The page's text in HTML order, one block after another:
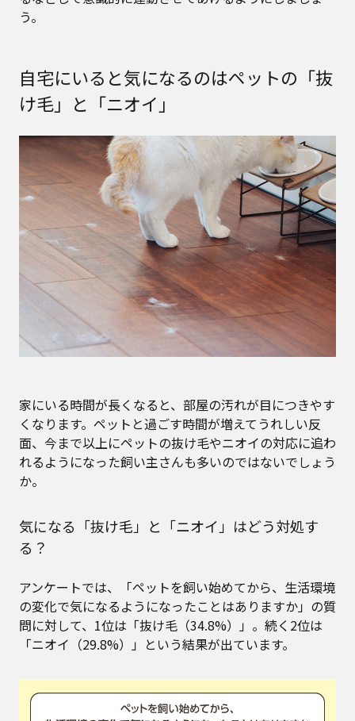
う。
自宅にいると気になるのはペットの「抜
け毛」と「ニオイ」
家にいる時間が長くなると、部屋の汚れが目につきやす
くなります。ペットと過ごす時間が増えてうれしい反
面、今まで以上にペットの抜け毛やニオイの対応に追わ
れるようになった飼い主さんも多いのではないでしょう
か。
気になる「抜け毛」と「ニオイ」はどう対処す
る？
アンケートでは、「ペットを飼い始めてから、生活環境
の変化で気になるようになったことはありますか」の質
問に対して、1位は「抜け毛（34.8%）」。続く2位は
「ニオイ（29.8%）」という結果が出ています。